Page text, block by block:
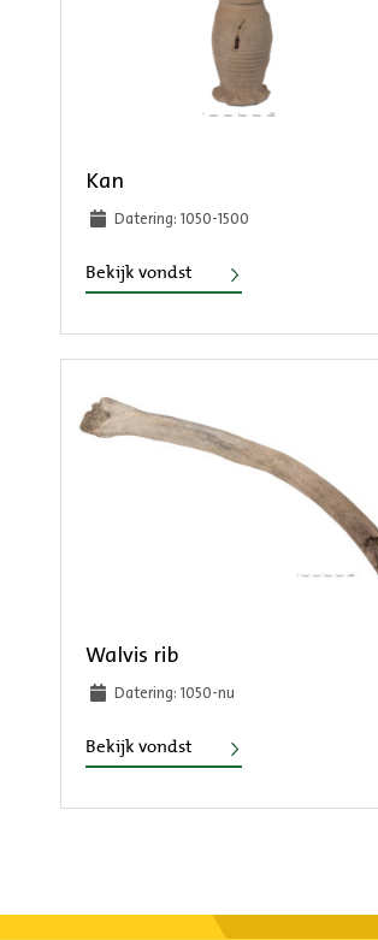
Kan
Datering: 1050-1500
Bekijk vondst
Walvis rib
Datering: 1050-nu
Bekijk vondst Walvis rib